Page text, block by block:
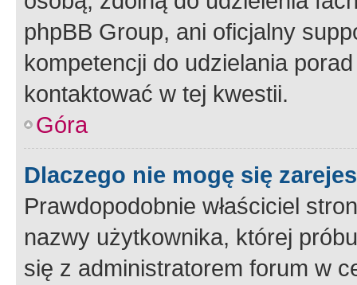
phpBB Group, ani oficjalny
kompetencji do udzielania
kontaktować w tej kwestii.
Góra
Dlaczego nie mogę się
Prawdopodobnie właściciel
nazwy użytkownika, której
się z administratorem forum w